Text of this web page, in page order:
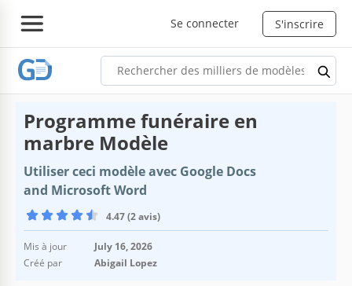
Se connecter S'inscrire
Programme funéraire en
marbre Modèle
Utiliser ceci modèle avec Google Docs
and Microsoft Word
4.47 (2 avis)
Mis à jour
July 16, 2026
Créé par
Abigail Lopez